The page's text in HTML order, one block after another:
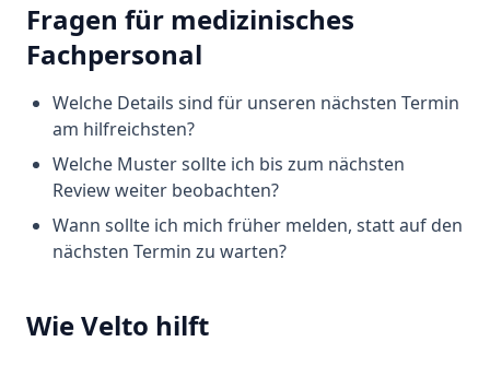
Fragen für medizinisches
Fachpersonal
Welche Details sind für unseren nächsten Termin
am hilfreichsten?
Welche Muster sollte ich bis zum nächsten
Review weiter beobachten?
Wann sollte ich mich früher melden, statt auf den
nächsten Termin zu warten?
Wie Velto hilft